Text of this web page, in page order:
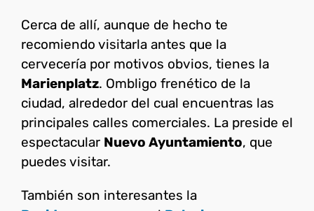
Cerca de allí, aunque de hecho te
recomiendo visitarla antes que la
cervecería por motivos obvios, tienes la
Marienplatz. Ombligo frenético de la
ciudad, alrededor del cual encuentras las
principales calles comerciales. La preside el
espectacular Nuevo Ayuntamiento, que
puedes visitar.
También son interesantes la